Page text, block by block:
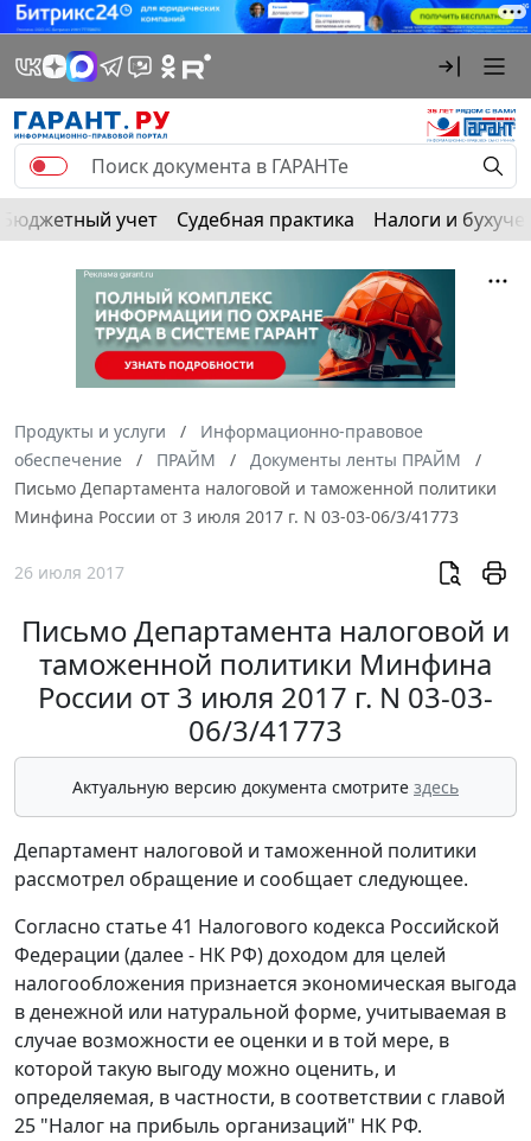
Бюджетный учет Судебная практика Налоги и
Продукты и услуги
Информационно-правовое
обеспечение
ПРАЙМ
Документы ленты ПРАЙМ
Письмо Департамента налоговой и таможенной политики
Минфина России от 3 июля 2017 г. N 03-03-06/3/41773
26 июля 2017
Письмо Департамента налоговой и
таможенной политики Минфина
России от 3 июля 2017 г. N 03-03-
06/3/41773
Актуальную версию документа смотрите здесь
Департамент налоговой и таможенной политики
рассмотрел обращение и сообщает следующее.
Согласно статье 41 Налогового кодекса Российской
Федерации (далее - НК РФ) доходом для целей
налогообложения признается экономическая выгода
в денежной или натуральной форме, учитываемая в
случае возможности ее оценки и в той мере, в
которой такую выгоду можно оценить, и
определяемая, в частности, в соответствии с главой
25 "Налог на прибыль организаций" НК РФ.